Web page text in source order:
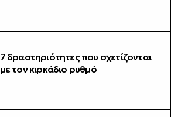
7 δραστηριότητες που σχετίζονται
με τον κιρκάδιο ρυθμό